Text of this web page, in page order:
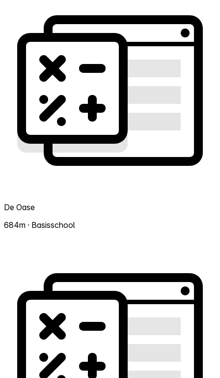
De Oase
684m · Basisschool